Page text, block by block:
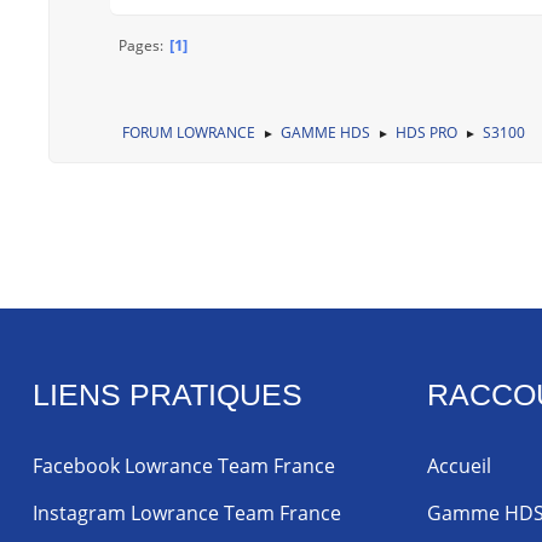
Pages 1
FORUM LOWRANCE ► GAMME HDS ► HDS PRO ► S3100
LIENS PRATIQUES
Facebook Lowrance Team France
Instagram Lowrance Team France
Accueil
Gamme HDS